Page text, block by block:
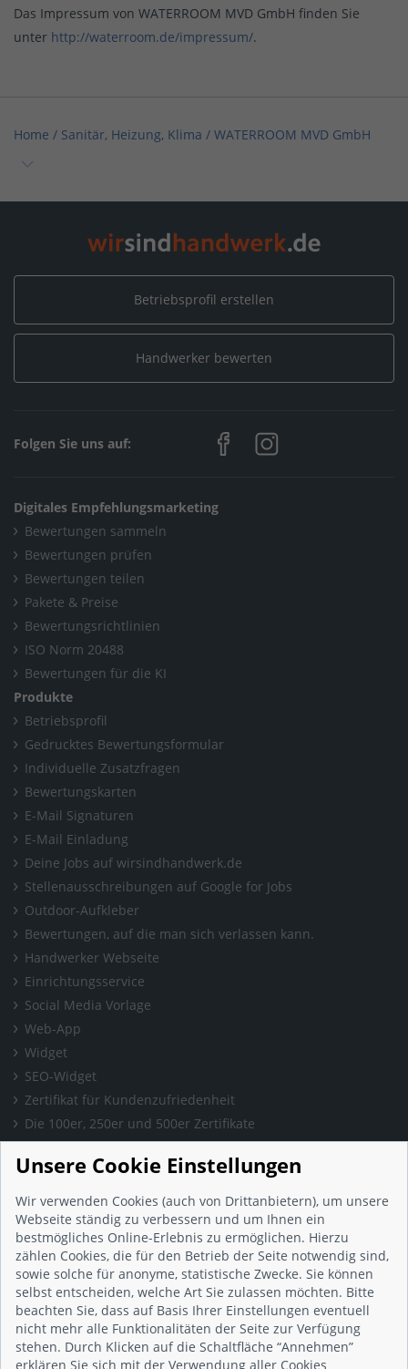
Das Impressum von WATERROOM MVD GmbH finden Sie
unter http://waterroom.de/impressum/.
Home / Sanitär, Heizung, Klima / WATERROOM MVD GmbH
Home / Sachsen / Leipzig / WATERROOM MVD GmbH
Betriebsprofil erstellen
Handwerker bewerten
Folgen Sie uns auf:
Digitales Empfehlungsmarketing
Bewertungen sammeln
Bewertungen prüfen
Bewertungen teilen
Pakete & Preise
Bewertungsrichtlinien
ISO Norm 20488
Bewertungen für die KI
Produkte
Betriebsprofil
Gedrucktes Bewertungsformular
Individuelle Zusatzfragen
Bewertungskarten
E-Mail Signaturen
E-Mail Einladung
Deine Jobs auf wirsindhandwerk.de
Stellenausschreibungen auf Google for Jobs
Outdoor-Aufkleber
Bewertungen, auf die man sich verlassen kann.
Handwerker Webseite
Einrichtungsservice
Social Media Vorlage
Web-App
Widget
SEO-Widget
Zertifikat für Kundenzufriedenheit
Die 100er, 250er und 500er Zertifikate
Presse & Wissen
Presse und Informationen
Blog
Häufig gestellte Fragen (FAQ)
Studie: Digitalisierungsbarometer
Initiative gegen Fake-Bewertungen
Kunden Informationen
Beratungsgespräch vereinbaren
Impressum
Datenschutz
Unsere Cookie Einstellungen
Wir verwenden Cookies (auch von Drittanbietern), um unsere
Webseite ständig zu verbessern und um Ihnen ein
bestmögliches Online-Erlebnis zu ermöglichen. Hierzu
zählen Cookies, die für den Betrieb der Seite notwendig sind,
sowie solche für anonyme, statistische Zwecke. Sie können
selbst entscheiden, welche Art Sie zulassen möchten. Bitte
beachten Sie, dass auf Basis Ihrer Einstellungen eventuell
nicht mehr alle Funktionalitäten der Seite zur Verfügung
stehen. Durch Klicken auf die Schaltfläche “Annehmen”
erklären Sie sich mit der Verwendung aller Cookies